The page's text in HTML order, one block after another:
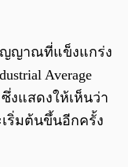
ญญาณที่แข็งแกร่ง
Average
งแสดงให้เห็นว่า
ริ่มต้นขึ้นอีกครั้ง